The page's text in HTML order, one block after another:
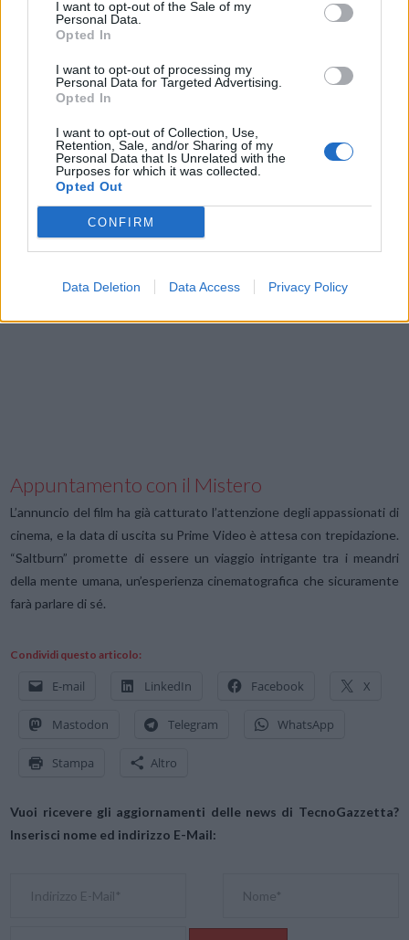
I want to opt-out of the Sale of my
Personal Data.
Opted In
I want to opt-out of processing my
Personal Data for Targeted Advertising.
Opted In
I want to opt-out of Collection, Use,
Retention, Sale, and/or Sharing of my
Personal Data that Is Unrelated with the
Purposes for which it was collected.
Opted Out
CONFIRM
Data Deletion Data Access Privacy Policy
Regista Multitalento
Emerald Fennell, oltre a dirigere il film, è coinvolta anche nella
produzione insieme a Margot Robbie e Josey McNamara. Il
“Saltburn” non sarà solo un thriller, ma anche un’opera d’arte
cinematografica che esplora le dinamiche complesse di desiderio e
Appuntamento con il Mistero
L’annuncio del film ha già catturato l’attenzione degli appassionati di
cinema, e la data di uscita su Prime Video è attesa con trepidazione.
“Saltburn” promette di essere un viaggio intrigante tra i meandri
della mente umana, un’esperienza cinematografica che sicuramente
farà parlare di sé.
Condividi questo articolo:
E-mail LinkedIn Facebook X
Mastodon Telegram WhatsApp
Stampa Altro
Vuoi ricevere gli aggiornamenti delle news di TecnoGazzetta?
Inserisci nome ed indirizzo E-Mail: